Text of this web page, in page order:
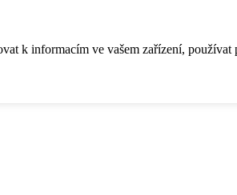
k informacím ve vašem zařízení, používat